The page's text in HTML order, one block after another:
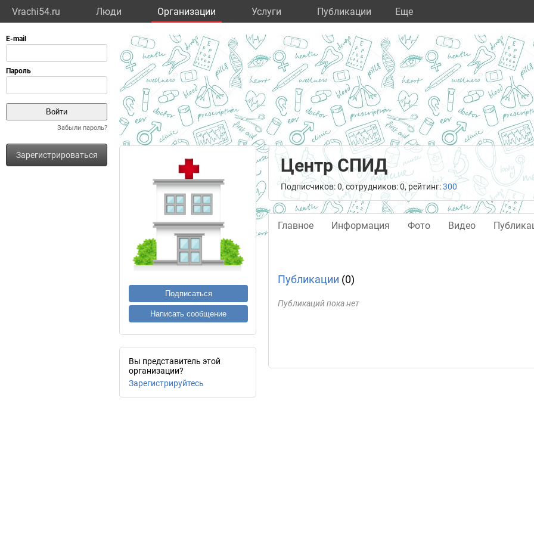
Vrachi54.ru Люди Организации Услуги Публикации Eще
Забыли пароль?
Зарегистрироваться
Подписаться
Написать сообщение
Вы представитель этой
организации?
Зарегистрируйтесь
Центр СПИД
Подписчиков: 0, сотрудников: 0, рейтинг:300
Главное Информация Фото Видео
Публикации (0)
Публикаций пока нет